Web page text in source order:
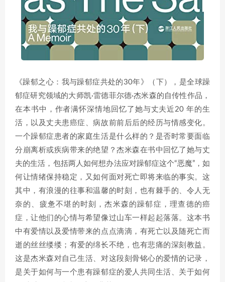
《躁郁之心：我与躁郁症共处的30年》（下），是全球躁
郁症研究领域的大师凯·雷德菲尔德·杰米森的自传性作品，
在本书中，作者满怀深情地回忆了她与丈夫近20 年的生
活，以及丈夫患癌症、病故前前后后的经历与情感变化。
一个躁郁症患者的家庭生活是什么样的？是否时常要面临
分崩离析或疾病带来的绝望？杰米森在书中回忆了她与丈
夫的生活，包括两人如何想办法应对躁郁症这个“恶魔”，如
何让情绪保持稳定，又如何面对死亡即将来临的事实。这
其中，有浪漫的往事和温馨的时刻，也有棘手的、令人无
奈的、疲惫不堪的时刻，杰米森的躁郁症，理查德的癌
症，让他们的心情与希望像过山车一样起起落落。这本书
中有爱情以及爱情带来的点点滴滴，有死亡以及随死亡而
逝的丝丝缕缕；有爱的绵长不绝，也有悲痛的深刻教益。
这是杰米森对自己生活、对这段刻骨铭心的爱情的记录，
是关于如何与一个患有躁郁症的爱人共同生活、关于如何